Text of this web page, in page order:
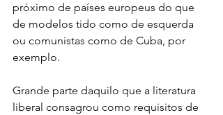
próximo de países europeus do que
de modelos tido como de esquerda
ou comunistas como de Cuba, por
exemplo.
Grande parte daquilo que a literatura
liberal consagrou como requisitos de